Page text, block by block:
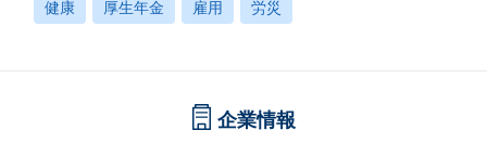
健康 厚生年金 雇用 労災
企業情報